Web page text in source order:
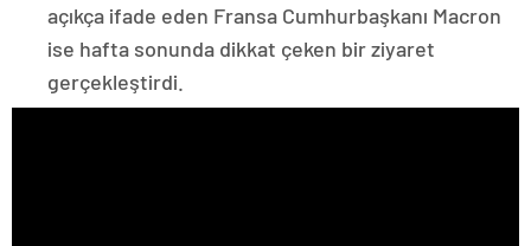
açıkça ifade eden Fransa Cumhurbaşkanı Macron
ise hafta sonunda dikkat çeken bir ziyaret
gerçekleştirdi.